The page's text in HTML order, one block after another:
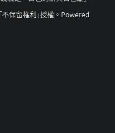
保留權利｣授權。Powered